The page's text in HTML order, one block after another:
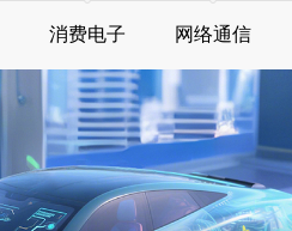
消费电子 网络通信